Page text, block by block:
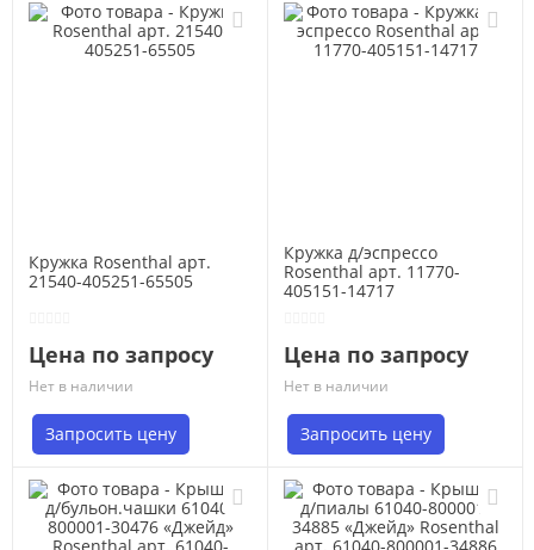
Кружка Rosenthal арт.
21540-405251-65505
Цена по запросу
Нет в наличии
Запросить цену
Кружка д/эспрессо
Rosenthal арт. 11770-
405151-14717
Цена по запросу
Нет в наличии
Запросить цену